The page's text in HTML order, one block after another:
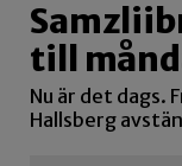
till
Nu är det dags.
Hallsberg